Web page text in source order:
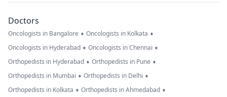
Doctors
Oncologists in Bangalore • Oncologists in Kolkata •
Oncologists in Hyderabad • Oncologists in Chennai •
Orthopedists in Hyderabad • Orthopedists in Pune •
Orthopedists in Mumbai • Orthopedists in Delhi •
Orthopedists in Kolkata • Orthopedists in Ahmedabad •